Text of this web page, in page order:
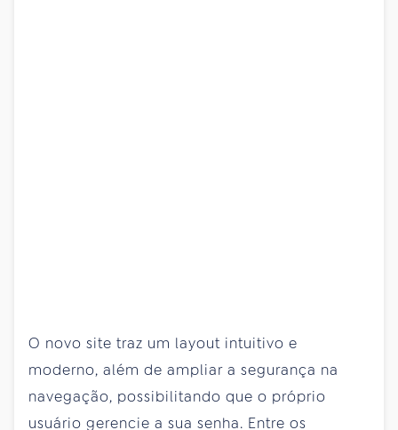
O novo site traz um layout intuitivo e
moderno, além de ampliar a segurança na
navegação, possibilitando que o próprio
usuário gerencie a sua senha. Entre os